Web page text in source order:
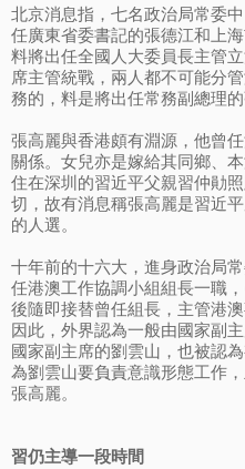
北京消息指，七名政治局常委
任廣東省委書記的張德江和上
料將出任全國人大委員長主管
席主管統戰，兩人都不可能分
務的，料是將出任常務副總理的
張高麗與香港頗有淵源，他曾
關係。女兒亦是嫁給其同鄉、
住在深圳的習近平父親習仲勛
切，故有消息稱張高麗是習近
的人選。
十年前的十六大，進身政治局
任港澳工作協調小組組長一職
後隨即接替曾任組長，主管港
因此，外界認為一般由國家副
國家副主席的劉雲山，也被認
為劉雲山要負責意識形態工作
張高麗。
習仍主導一段時間